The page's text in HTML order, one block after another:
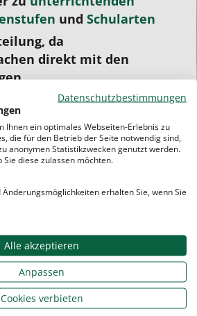
undSchularten
da
direkt mit den
mit stufenweiser
Fahrtkostenvergütung
erarbeitetes
, das Sie unterstützen
digitales
/
Datenschutzbestimmungen
Ihnen ein optimales Webseiten-Erlebnis zu
die für den Betrieb der Seite notwendig sind,
anonymen Statistikzwecken genutzt werden.
diese zulassen möchten.
erhalten Sie, wenn Sie
Alle akzeptieren
Anpassen
Cookies verbieten